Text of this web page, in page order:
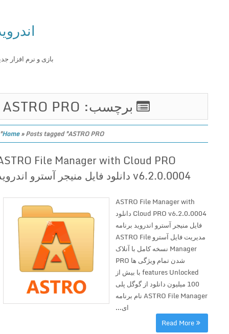
اندروید
بازی و نرم افزار جدید
برچسب: ASTRO PRO
Home»Posts tagged "ASTRO PRO"
ASTRO File Manager with Cloud PRO
v6.2.0.0004 دانلود فایل منیجر آسترو اندروید
ASTRO File Manager with
Cloud PRO v6.2.0.0004 دانلود
فایل منیجر آسترو اندروید برنامه
مدیریت فایل آسترو ASTRO File
Manager نسخه کامل با آنلاک
شدن تمام ویژگی ها PRO
features Unlocked با بیش از
100 میلیون دانلود از گوگل پلی
ASTRO File Manager نام برنامه
Read More